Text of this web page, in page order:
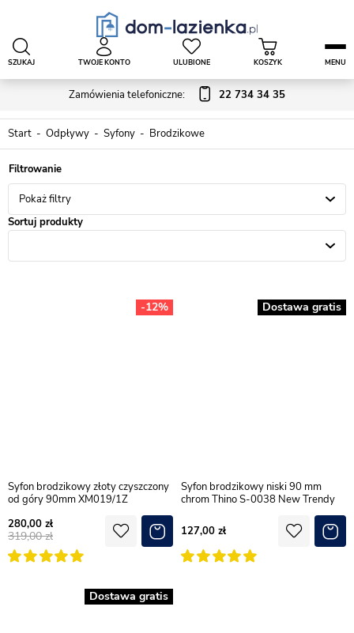
Zamówienia telefoniczne: 22 734 34 35
SZUKAJ TWOJE KONTO ULUBIONE KOSZYK MENU
Start Odpływy Syfony Brodzikowe
Pokaż filtry
Sortuj produkty
Syfon brodzikowy złoty czyszczony
od góry 90mm XM019/1Z
280,00
319,00
-12%
Syfon brodzikowy niski 90 mm
chrom Thino S-0038 New Trendy
127,00
Dostawa gratis
Dostawa gratis